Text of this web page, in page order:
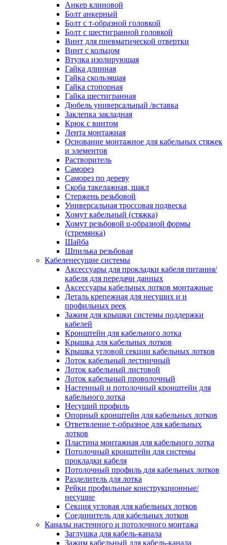
кабель-каналов
Крышка для настенного кабель-
Панель лицевая для настенного
канала
Перегородка разделительная для
настенного кабель-канала
Переходник для кабель-канала
Поворот для кабель-канала
Поворот для настенного кабель-
Рамка для ввода настенного
канала в стену/потолок/щит
Соединитель на стык для
кабель-канала
Соединитель/накладка на стык для
кабель-канала
Угол внешний для кабель-канала
Угол внешний для настенного
канала
Угол т-образный для кабель-
Колодки клеммные
Аксессуары для клеммной
Колодка заземления клеммная
Нулевая шина
Одно-многополюсная клеммная
разделительная для клеммной
Проходная клеммная колодка
Торцевая клемма клеммной
Короба кабельные
Короб распределительный
Материал монтажный
Держатель кабельный зажимной
Зажим балочный
Зажим/клипса для крепления труб
Скоба крепежная
Скоба с гвоздем
Соединитель провода
Материалы для подключения
Аксессуары для
коробок/корпусов для монтажа в
и в потолке
Зажим безвинтовой клеммный
Коробка клеммная
Коробка распределительная для
Крышка для распределительной
коробки/корпуса для монтажа в
в потолке
Распределительная коробка/
монтажа в стене и в потолке
Распределительная коробка/
Система электромонтажных колонн
Электромонтажная колонна
Системы ввода для кабелей и проводов
Ввод кабельный/сальник
Уплотнитель для кабельного
Анкер клиновой
Болт анкерный
Болт с т-образной головкой
Болт с шестигранной головкой
Винт для пневматической отвертки
Винт с кольцом
Втулка изолирующая
Гайка длинная
Гайка скользящая
Гайка стопорная
Гайка шестигранная
Дюбель универсальный /вставка
Заклепка закладная
Крюк с винтом
Лента монтажная
Основание монтажное для кабельных стяжек
и элементов
Растворитель
Саморез
Саморез по дереву
Скоба такелажная, шакл
Стержень резьбовой
Универсальная троссовая подвеска
Хомут кабельный (стяжка)
Хомут резьбовой u-образной формы
(стремянка)
Шайба
Шпилька резьбовая
Кабеленесущие системы
Аксессуары для прокладки кабеля питания/
кабеля для передачи данных
Аксессуары кабельных лотков монтажные
Деталь крепежная для несущих и и
профильных реек
Зажим для крышки системы поддержки
кабелей
Кронштейн для кабельного лотка
Крышка для кабельных лотков
Крышка угловой секции кабельных лотков
Лоток кабельный лестничный
Лоток кабельный листовой
Лоток кабельный проволочный
Настенный и потолочный кронштейн для
кабельного лотка
Несущий профиль
Опорный кронштейн для кабельных лотков
Ответвление т-образное для кабельных
лотков
Пластина монтажная для кабельного лотка
Потолочный кронштейн для системы
прокладки кабеля
Потолочный профиль для кабельных лотков
Разделитель для лотка
Рейки профильные конструкционные/
несущие
Секция угловая для кабельных лотков
Соединитель для кабельных лотков
Каналы настенного и потолочного монтажа
Заглушка для кабель-канала
Зажим кабельный для кабель-канала